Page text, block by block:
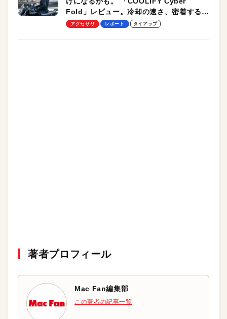
Fold」レビュー。冷却の速さ、密着する冷
却プレート、シンプルな操作性がグッド！
アクセサリ レポート タイアップ
著者プロフィール
Mac Fan編集部
この著者の記事一覧